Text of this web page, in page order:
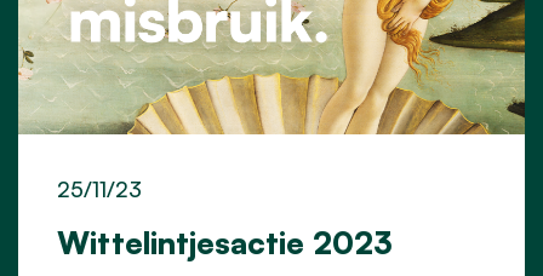
Wittelintjesactie 2023
25/11/23